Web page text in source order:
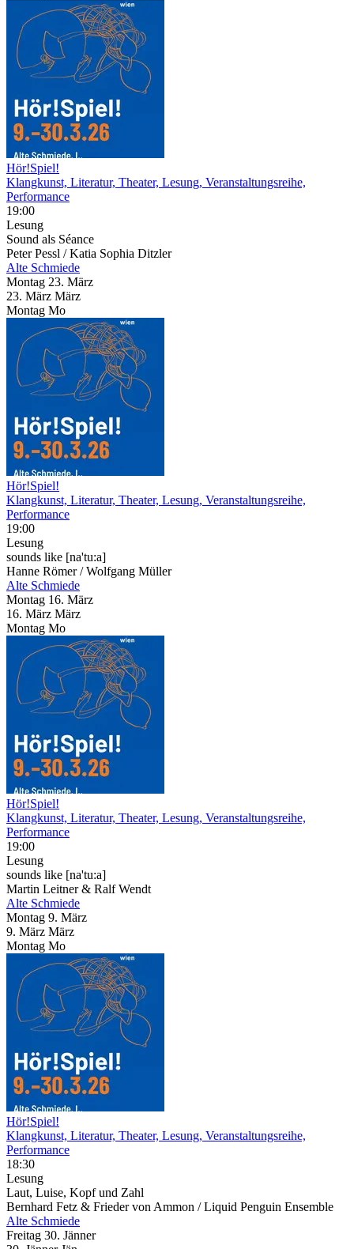
Hör!Spiel!
Klangkunst, Literatur, Theater, Lesung, Veranstaltungsreihe,
Performance
19:00
Lesung
Sound als Séance
Peter Pessl / Katia Sophia Ditzler
Alte Schmiede
Montag 23. März
23. März März
Montag Mo
Hör!Spiel!
Klangkunst, Literatur, Theater, Lesung, Veranstaltungsreihe,
Performance
19:00
Lesung
sounds like [na'tu:a]
Hanne Römer / Wolfgang Müller
Alte Schmiede
Montag 16. März
16. März März
Montag Mo
Hör!Spiel!
Klangkunst, Literatur, Theater, Lesung, Veranstaltungsreihe,
Performance
19:00
Lesung
sounds like [na'tu:a]
Martin Leitner & Ralf Wendt
Alte Schmiede
Montag 9. März
9. März März
Montag Mo
Hör!Spiel!
Klangkunst, Literatur, Theater, Lesung, Veranstaltungsreihe,
Performance
18:30
Lesung
Laut, Luise, Kopf und Zahl
Bernhard Fetz & Frieder von Ammon / Liquid Penguin Ensemble
Alte Schmiede
Freitag 30. Jänner